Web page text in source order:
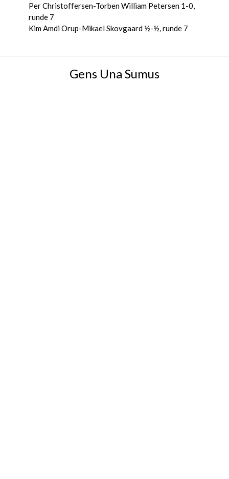
Per Christoffersen-Torben William Petersen 1-0,
runde 7
Kim Amdi Orup-Mikael Skovgaard ½-½, runde 7
Gens Una Sumus